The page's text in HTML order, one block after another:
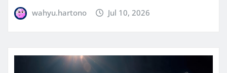
wahyu.hartono Jul 10, 2026